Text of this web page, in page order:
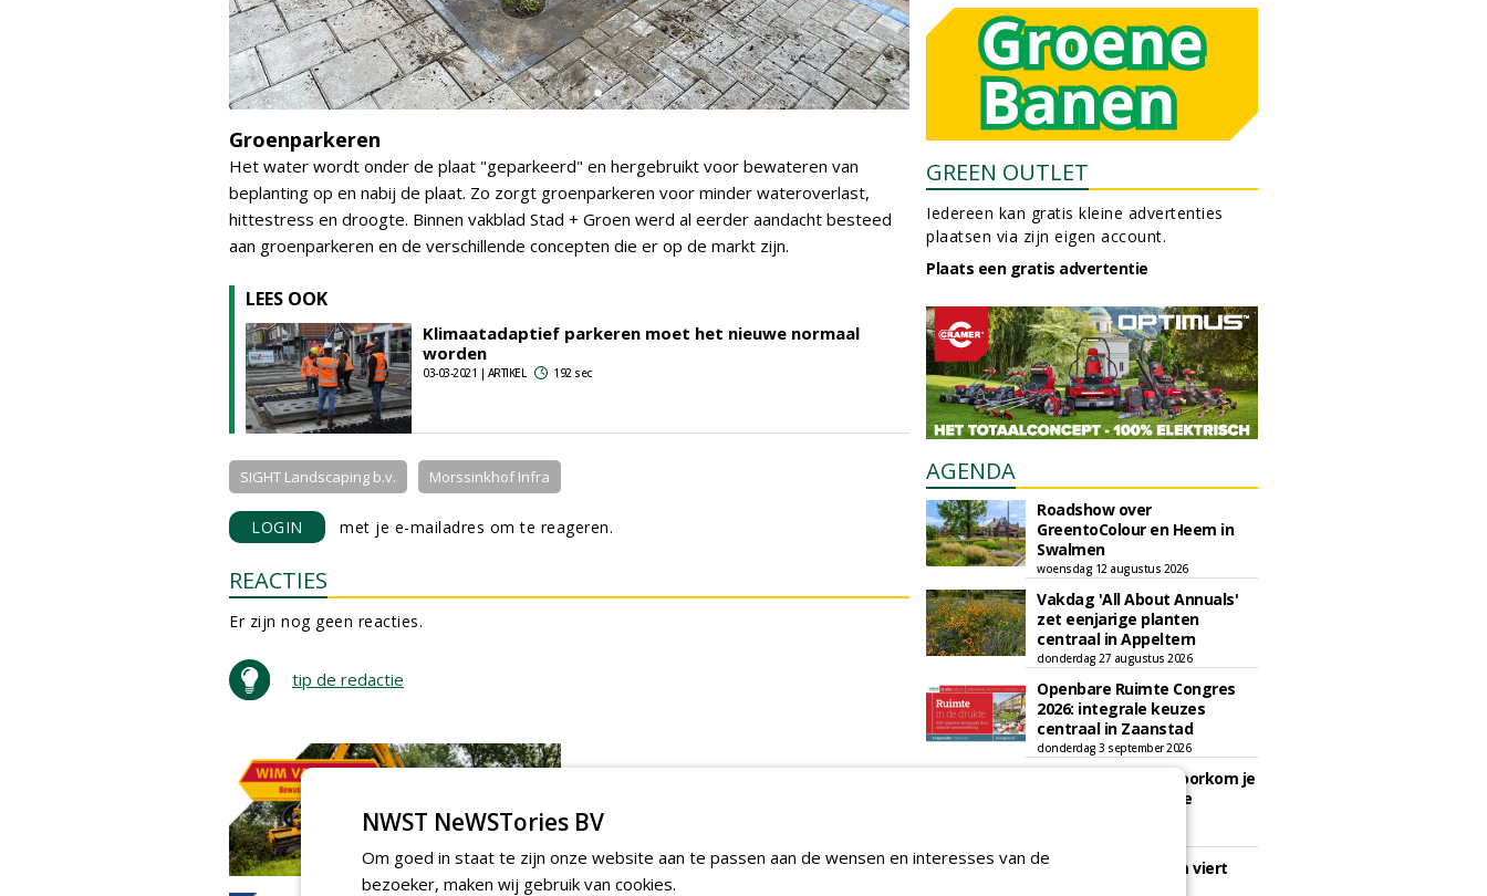
Groenparkeren
Het water wordt onder de plaat "geparkeerd" en hergebruikt voor bewateren van
beplanting op en nabij de plaat. Zo zorgt groenparkeren voor minder wateroverlast,
hittestress en droogte. Binnen vakblad Stad + Groen werd al eerder aandacht besteed
aan groenparkeren en de verschillende concepten die er op de markt zijn.
LEES OOK
Klimaatadaptief parkeren moet het nieuwe normaal
worden
03-03-2021 | ARTIKEL 192 sec
SIGHT Landscaping b.v. Morssinkhof Infra
LOGIN met je e-mailadres om te reageren.
REACTIES
Er zijn nog geen reacties.
tip de redactie
GREEN OUTLET
Iedereen kan gratis kleine advertenties
plaatsen via zijn eigen account.
Plaats een gratis advertentie
AGENDA
Roadshow over
GreentoColour en Heem in
Swalmen
woensdag 12 augustus 2026
Vakdag 'All About Annuals'
zet eenjarige planten
centraal in Appeltern
donderdag 27 augustus 2026
Openbare Ruimte Congres
2026: integrale keuzes
centraal in Zaanstad
donderdag 3 september 2026
Lunchwebinar: zo voorkom je
dat natuurinclusieve
Rooftop Symposium viert
NWST NeWSTories BV
Om goed in staat te zijn onze website aan te passen aan de wensen en interesses van de
bezoeker, maken wij gebruik van cookies.